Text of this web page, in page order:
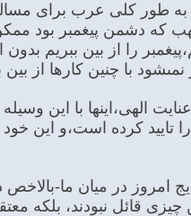
به طور کلى عرب براى
که دشمن پیغمبر بود
را از بین ببریم
با چنین کارها از بین
الهى،اینها با این
تایید کرده است،و این
در میان ما-بالاخص
نبودند، بلکه معتقد